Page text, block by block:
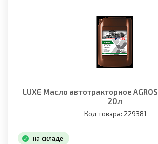
LUXE Масло автотракторное
20л
Код товара: 229381
на складе